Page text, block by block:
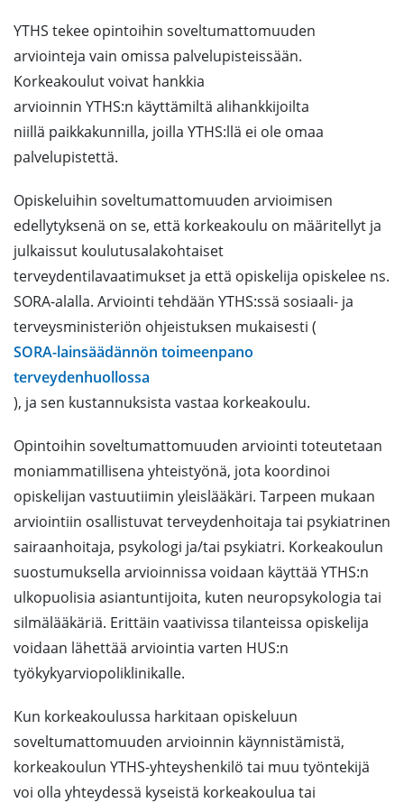
YTHS tekee opintoihin soveltumattomuuden
arviointeja vain omissa palvelupisteissään.
Korkeakoulut voivat hankkia
arvioinnin YTHS:n käyttämiltä alihankkijoilta
niillä paikkakunnilla, joilla YTHS:llä ei ole omaa
palvelupistettä.
Opiskeluihin soveltumattomuuden arvioimisen
edellytyksenä on se, että korkeakoulu on määritellyt ja
julkaissut koulutusalakohtaiset
terveydentilavaatimukset ja että opiskelija opiskelee ns.
SORA-alalla. Arviointi tehdään YTHS:ssä sosiaali- ja
terveysministeriön ohjeistuksen mukaisesti (
SORA-lainsäädännön toimeenpano
terveydenhuollossa
), ja sen kustannuksista vastaa korkeakoulu.
Opintoihin soveltumattomuuden arviointi toteutetaan
moniammatillisena yhteistyönä, jota koordinoi
opiskelijan vastuutiimin yleislääkäri. Tarpeen mukaan
arviointiin osallistuvat terveydenhoitaja tai psykiatrinen
sairaanhoitaja, psykologi ja/tai psykiatri. Korkeakoulun
suostumuksella arvioinnissa voidaan käyttää YTHS:n
ulkopuolisia asiantuntijoita, kuten neuropsykologia tai
silmälääkäriä. Erittäin vaativissa tilanteissa opiskelija
voidaan lähettää arviointia varten HUS:n
työkykyarviopoliklinikalle.
Kun korkeakoulussa harkitaan opiskeluun
soveltumattomuuden arvioinnin käynnistämistä,
korkeakoulun YTHS-yhteyshenkilö tai muu työntekijä
voi olla yhteydessä kyseistä korkeakoulua tai